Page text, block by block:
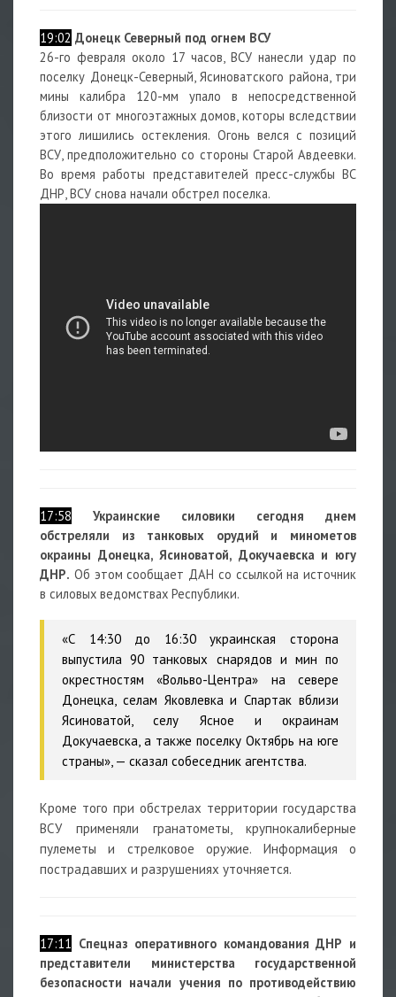
19:02 Донецк Северный под огнем ВСУ
26-го февраля около 17 часов, ВСУ нанесли удар по
поселку Донецк-Северный, Ясиноватского района, три
мины калибра 120-мм упало в непосредственной
близости от многоэтажных домов, которы вследствии
этого лишились остекления. Огонь велся с позиций
ВСУ, предположительно со стороны Старой Авдеевки.
Во время работы представителей пресс-службы ВС
ДНР, ВСУ снова начали обстрел поселка.
17:58
Украинские силовики сегодня днем
обстреляли из танковых орудий и минометов
окраины Донецка, Ясиноватой, Докучаевска и югу
ДНР. Об этом сообщает ДАН со ссылкой на источник
в силовых ведомствах Республики.
«С 14:30 до 16:30 украинская сторона
выпустила 90 танковых снарядов и мин по
окрестностям «Вольво-Центра» на севере
Донецка, селам Яковлевка и Спартак вблизи
Ясиноватой, селу Ясное и окраинам
Докучаевска, а также поселку Октябрь на юге
страны», — сказал собеседник агентства.
Кроме того при обстрелах территории государства
ВСУ применяли гранатометы, крупнокалиберные
пулеметы и стрелковое оружие. Информация о
пострадавших и разрушениях уточняется.
17:11 Спецназ оперативного командования ДНР и
представители министерства государственной
безопасности начали учения по противодействию